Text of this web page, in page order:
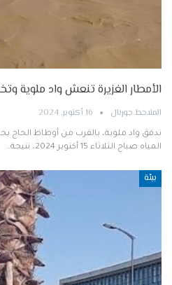
الأمطار الغزيرة تنعش واد ملوية
الملاحظ جورنال 16 أكتوبر, 2024
تدفق واد ملوية، بالقرب من أوطاط الحاج
المياه صباح الثلاثاء 15 أكتوبر 2024، نتيجة…
بيئة